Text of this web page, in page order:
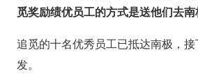
觅奖励绩优员工的方式是送他们去南
追觅的十名优秀员工已抵达南极，
发。